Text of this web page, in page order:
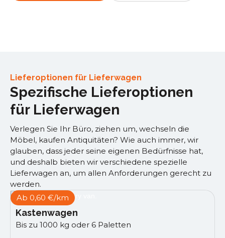
Lieferoptionen für Lieferwagen
Spezifische Lieferoptionen
für Lieferwagen
Verlegen Sie Ihr Büro, ziehen um, wechseln die
Möbel, kaufen Antiquitäten? Wie auch immer, wir
glauben, dass jeder seine eigenen Bedürfnisse hat,
und deshalb bieten wir verschiedene spezielle
Lieferwagen an, um allen Anforderungen gerecht zu
werden.
Ab 0,60 €/km
Kastenwagen
Bis zu 1000 kg oder 6 Paletten